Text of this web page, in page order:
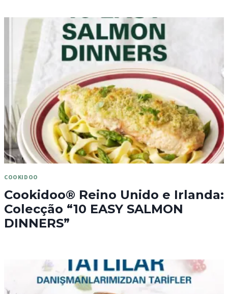
COOKIDOO
Cookidoo® Reino Unido e Irlanda:
Colecção “10 EASY SALMON
DINNERS”